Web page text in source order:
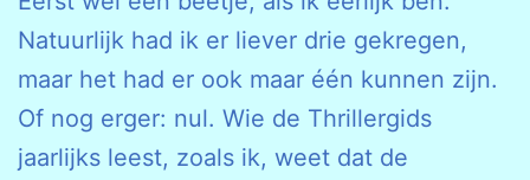
Natuurlijk had ik er liever drie gekregen,
maar het had er ook maar één kunnen zijn.
Of nog erger: nul. Wie de Thrillergids
jaarlijks leest, zoals ik, weet dat de